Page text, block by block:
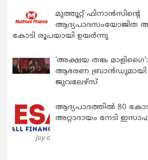
മുത്തൂറ്റ് ഫിനാൻസിന്റെ
ആദ്യപാദസംയോജിത
കോടി രൂപയായി ഉയർന്നു
‘അക്ഷയ തങ്ക മാളിഗൈ’:
ആഭരണ ബ്രാന്‍ഡുമായി
ജുവലേഴ്‌സ്
ആദ്യപാദത്തിൽ 80
അറ്റാദായം നേടി